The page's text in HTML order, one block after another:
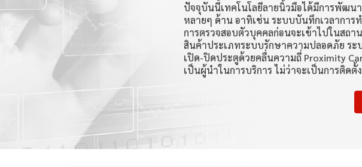
ปัจจุบันนี้เทคโนโลยีลายนิ้วมือได้มีการพัฒน
หลายๆ ด้าน อาทิเช่น ระบบบันทึกเวลาการ
การตรวจสอบตัวบุคคลก่อนจะเข้าไปในสถ
สินค้าประเภทระบบรักษาความปลอดภัย ร
เปิด-ปิดประตูด้วยคลื่นความถี่ Proximity
เป็นผู้นำในการบริการ ไม่ว่าจะเป็นการติดตั้